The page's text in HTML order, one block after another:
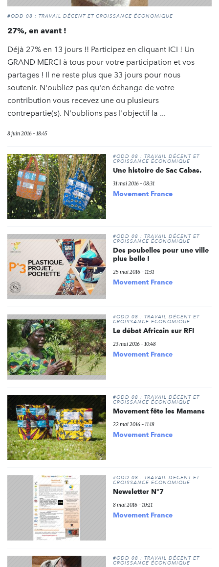
#ODD 08 : TRAVAIL DÉCENT ET CROISSANCE ÉCONOMIQUE
27%, en avant !
Déjà 27% en 13 jours !! Participez en cliquant ICI ! Un
GRAND MERCI à tous pour votre participation et vos
partages ! Il ne reste plus que 33 jours pour nous
soutenir. N'oubliez pas qu'en échange de votre
contribution vous recevez une ou plusieurs
contrepartie(s). N'oublions pas l'objectif la ...
8 juin 2016 - 18:45
#ODD 08 : TRAVAIL DÉCENT ET
CROISSANCE ÉCONOMIQUE
Une histoire de Sac Cabas.
31 mai 2016 - 08:31
Movement France
#ODD 08 : TRAVAIL DÉCENT ET
CROISSANCE ÉCONOMIQUE
Des poubelles pour une ville
plus belle !
25 mai 2016 - 11:31
Movement France
#ODD 08 : TRAVAIL DÉCENT ET
CROISSANCE ÉCONOMIQUE
Le débat Africain sur RFI
23 mai 2016 - 10:48
Movement France
#ODD 08 : TRAVAIL DÉCENT ET
CROISSANCE ÉCONOMIQUE
Movement fête les Mamans
22 mai 2016 - 11:18
Movement France
#ODD 08 : TRAVAIL DÉCENT ET
CROISSANCE ÉCONOMIQUE
Newsletter N°7
8 mai 2016 - 10:21
Movement France
#ODD 08 : TRAVAIL DÉCENT ET
CROISSANCE ÉCONOMIQUE